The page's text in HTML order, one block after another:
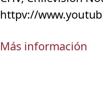
httpv://
Más información